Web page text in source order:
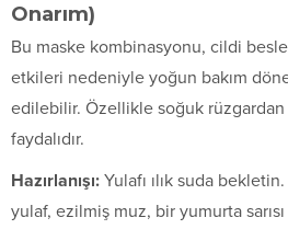
Onarım)
Bu maske kombinasyonu, cildi
etkileri nedeniyle yoğun bakım
edilebilir. Özellikle soğuk
faydalıdır.
Hazırlanışı: Yulafı ılık suda
yulaf, ezilmiş muz, bir yumurta sarısı